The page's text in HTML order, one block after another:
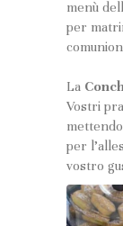
menù
per
La
Vostri
per
vostro